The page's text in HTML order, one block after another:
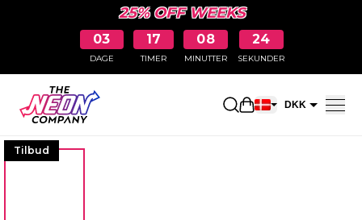
25% OFF WEEKS
03
DAGE
17
TIMER
08
MINUTTER
23
SEKUNDER
Åbn DKK
Tilbud